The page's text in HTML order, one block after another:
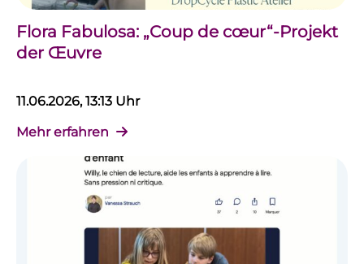
Flora Fabulosa: „Coup de cœur“-Projekt
der Œuvre
11.06.2026, 13:13 Uhr
Mehr erfahren